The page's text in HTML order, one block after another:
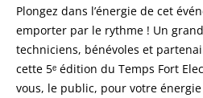
Plongez dans l’énergie de cet
emporter par le rythme ! Un
techniciens, bénévoles et
cette 5ᵉ édition du Temps Fort
vous, le public, pour votre